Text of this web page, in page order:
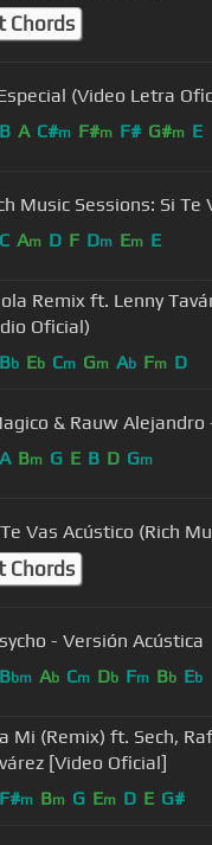
Chords
(Video Letra
B A C#m F#m F# G#m E
Music Sessions: Si
C Am D F Dm Em E
Remix ft. Lenny
(Audio Oficial)
Bb Eb Cm Gm Ab Fm D
& Rauw
A Bm G E B D Gm
Vas Acústico (Rich
Chords
- Versión Acústica
Bbm Ab Cm Db Fm Bb Eb
Mi (Remix) ft. Sech,
[Video Oficial]
F#m Bm G Em D E G#